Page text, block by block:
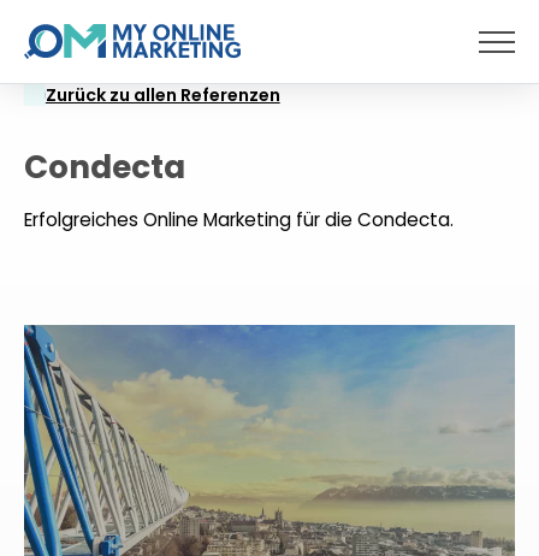
Menü
Zurück zu allen Referenzen
Condecta
Erfolgreiches Online Marketing für die Condecta.